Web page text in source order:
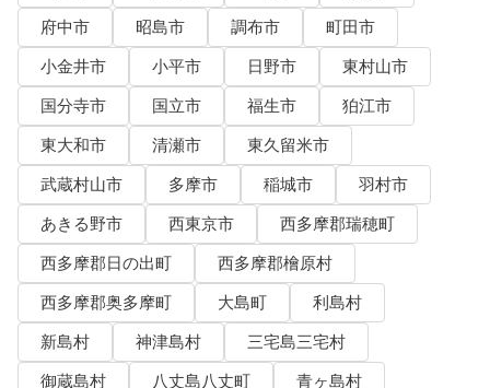
府中市
昭島市 調布市
町田市
小金井市
小平市 日野市
東村山市
国分寺市
国立市 福生市
狛江市
東大和市
清瀬市
東久留米市
武蔵村山市
多摩市 稲城市
羽村市
あきる野市
西東京市
西多摩郡瑞穂町
西多摩郡日の出町
西多摩郡檜原村
西多摩郡奥多摩町
大島町
利島村
新島村
神津島村
三宅島三宅村
御蔵島村
八丈島八丈町 青ヶ島村